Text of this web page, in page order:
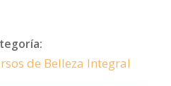
de Belleza Integral